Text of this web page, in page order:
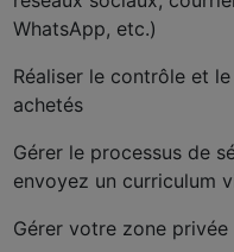
WhatsApp, etc.)
Réaliser le contrôle et
achetés
Gérer le processus de
envoyez un curriculum
Gérer votre zone privée